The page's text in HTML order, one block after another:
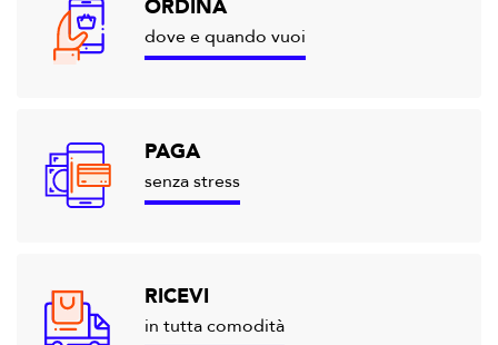
ORDINA
dove e quando vuoi
PAGA
senza stress
RICEVI
in tutta comodità